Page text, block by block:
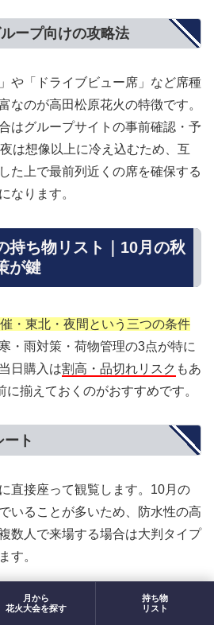
ープ向けの攻略法
や「ドライブビュー席」など席種
なのが高田松原花火の特徴です。
はグループサイトの事前確認・予
は想像以上に冷え込むため、互
た上で最前列近くの席を確保する
なります。
持ち物リスト｜10月の秋
が鍵
・東北・夜間という三つの条件
・雨対策・荷物管理の3点が特に
日購入は割高・品切れリスク もあ
に揃えておくのがおすすめです。
ト
直接座って観覧します。10月の
いることが多いため、防水性の高
数人で来場する場合は大判タイプ
す。
ャーシート 大判 防湿 防水
月から
花火大会を探す
持ち物
リスト